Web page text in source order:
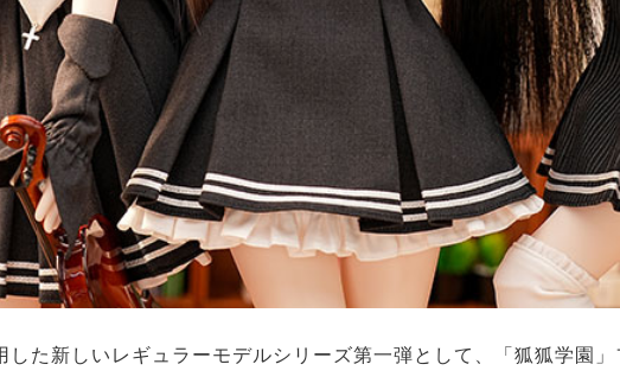
た新しいレギュラーモデルシリーズ第一弾として、「狐狐学園